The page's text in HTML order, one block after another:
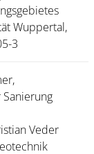
Wuppertal,
3
Veder